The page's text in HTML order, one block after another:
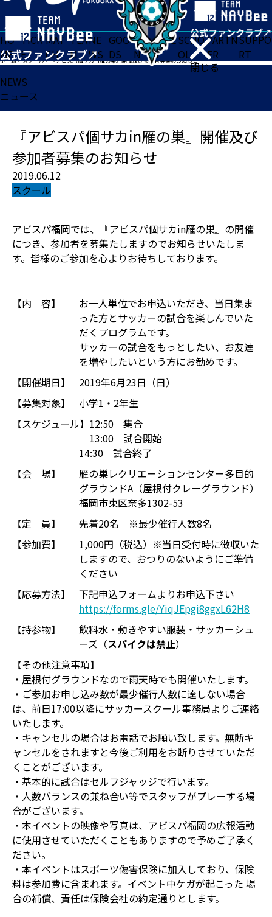
閉じる
HO
ME
TICK
ET
MAT
CH
TEA
M
NE
WS
GOO
DS
FA
N
ACADE
MY
SCHO
OL
PARTN
ER
SUPPO
RT
ホーム>スクール>『アビスパ個サカin雁の巣』開催及び参加者募集のお知らせ
NEWS
ニュース
『アビスパ個サカin雁の巣』開催及び
参加者募集のお知らせ
2019.06.12
スクール
アビスパ福岡では、『アビスパ個サカin雁の巣』の開催
につき、参加者を募集たしますのでお知らせいたしま
す。皆様のご参加を心よりお待ちしております。
【内 容】
お一人単位でお申込いただき、当日集ま
った方とサッカーの試合を楽しんでいた
だくプログラムです。
サッカーの試合をもっとしたい、お友達
を増やしたいという方にお勧めです。
【開催期日】
2019年6月23日（日）
【募集対象】
小学1・2年生
【スケジュール】 12:50 集合
13:00 試合開始
14:30 試合終了
【会 場】
雁の巣レクリエーションセンター多目的
グラウンドA（屋根付クレーグラウンド）
福岡市東区奈多1302-53
【定 員】
先着20名 ※最少催行人数8名
【参加費】
1,000円（税込）※当日受付時に徴収いた
しますので、おつりのないようにご準備
ください
【応募方法】
下記申込フォームよりお申込下さい
https://forms.gle/YiqJEpgi8ggxL62H8
【持参物】
飲料水・動きやすい服装・サッカーシュ
ーズ（スパイクは禁止）
【その他注意事項】
・屋根付グラウンドなので雨天時でも開催いたします。
・ご参加お申し込み数が最少催行人数に達しない場合
は、前日17:00以降にサッカースクール事務局よりご連絡
いたします。
・キャンセルの場合はお電話でお願い致します。無断キ
ャンセルをされますと今後ご利用をお断りさせていただ
くことがございます。
・基本的に試合はセルフジャッジで行います。
・人数バランスの兼ね合い等でスタッフがプレーする場
合がございます。
・本イベントの映像や写真は、アビスパ福岡の広報活動
に使用させていただくこともありますので予めご了承く
ださい。
・本イベントはスポーツ傷害保険に加入しており、保険
料は参加費に含まれます。イベント中ケガが起こった 場
合の補償、責任は保険会社の約定通りとします。